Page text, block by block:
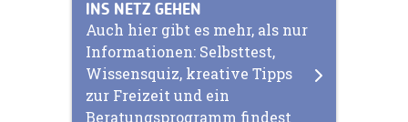
INS NETZ GEHEN
Auch hier gibt es mehr, als nur
Informationen: Selbsttest,
Wissensquiz, kreative Tipps
zur Freizeit und ein
Beratungsprogramm findest